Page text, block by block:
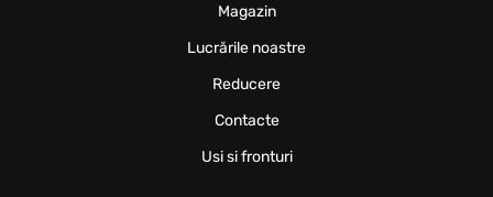
Magazin
Lucrările noastre
Reducere
Contacte
Usi si fronturi